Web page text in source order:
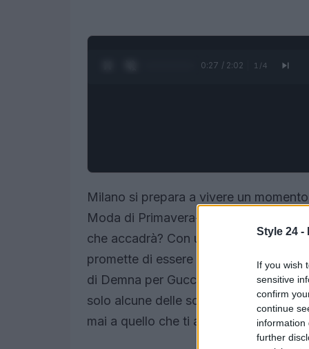
Style 24 -
If you wish
sensitive
confirm
continue
information
further
0:28 / 2:02 1 /4
Milano si prepara a vivere un
Moda di Primavera-Estate 2026 che
che accadrà? Con una miscela di
promette di essere un’esperienza
di Demna per Gucci, il ritorno di
solo alcune delle sorprese che
mai a quello che ti aspetta!